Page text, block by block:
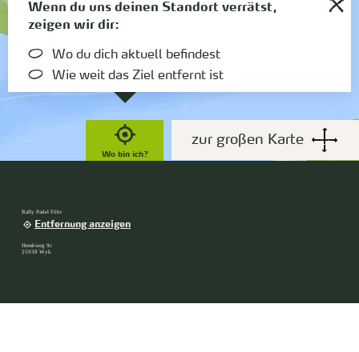
Wo bin ich?
Wenn du uns deinen Standort verrätst,
zeigen wir dir:
Wo du dich aktuell befindest
Wie weit das Ziel entfernt ist
zur großen Karte
Rally Padel Föhr
Entfernung anzeigen
Hemkweg 9c
25938 Wyk